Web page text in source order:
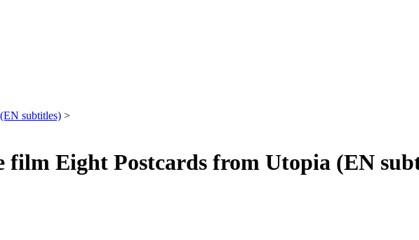
subtitles) >
film Eight Postcards from Utopia (EN